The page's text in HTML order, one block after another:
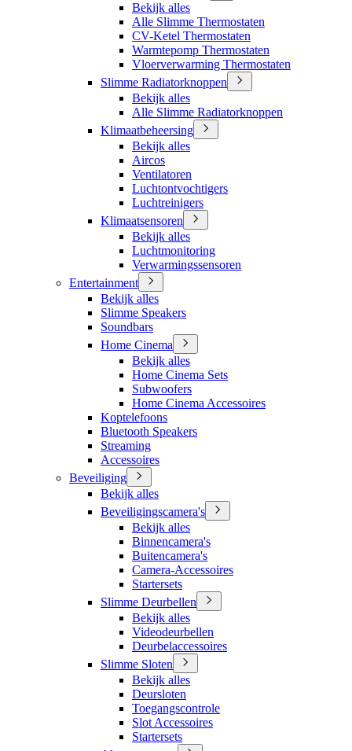
Bekijk alles
Alle Slimme Thermostaten
CV-Ketel Thermostaten
Warmtepomp Thermostaten
Vloerverwarming Thermostaten
Slimme Radiatorknoppen
Bekijk alles
Alle Slimme Radiatorknoppen
Klimaatbeheersing
Bekijk alles
Aircos
Ventilatoren
Luchtontvochtigers
Luchtreinigers
Klimaatsensoren
Bekijk alles
Luchtmonitoring
Verwarmingssensoren
Entertainment
Bekijk alles
Slimme Speakers
Soundbars
Home Cinema
Bekijk alles
Home Cinema Sets
Subwoofers
Home Cinema Accessoires
Koptelefoons
Bluetooth Speakers
Streaming
Accessoires
Beveiliging
Bekijk alles
Beveiligingscamera's
Bekijk alles
Binnencamera's
Buitencamera's
Camera-Accessoires
Startersets
Slimme Deurbellen
Bekijk alles
Videodeurbellen
Deurbelaccessoires
Slimme Sloten
Bekijk alles
Deursloten
Toegangscontrole
Slot Accessoires
Startersets